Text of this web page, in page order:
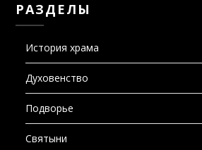
РАЗДЕЛЫ
История храма
Духовенство
Подворье
Святыни